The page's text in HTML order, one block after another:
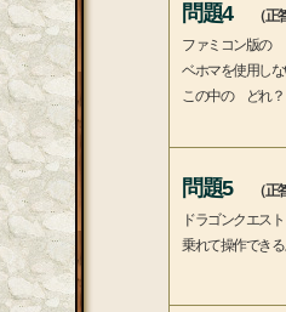
問題4
（
ファミコン版の
ベホマを使用し
この中の どれ？
問題5
（
ドラゴンクエス
乗れて操作でき